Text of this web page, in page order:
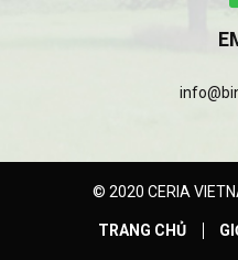
© 2020 CERIA
TRANG CHỦ